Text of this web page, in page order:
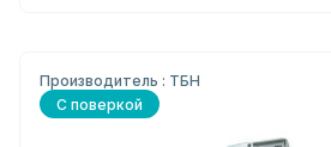
Производитель : ТБН
С поверкой